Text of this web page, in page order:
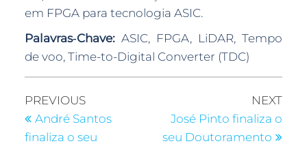
em FPGA para tecnologia ASIC.
Palavras‑Chave:ASIC, FPGA, LiDAR, Tempo
de voo, Time-to-Digital Converter (TDC)
PREVIOUS
André Santos
finaliza o seu
NEXT
José Pinto finaliza o
seu Doutoramento